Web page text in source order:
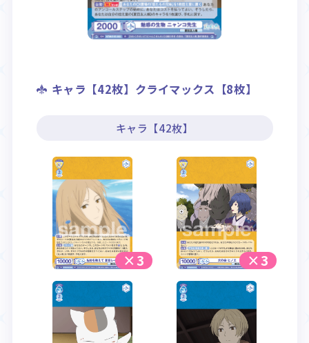
キャラ【42枚】クライマックス【8枚】
キャラ【42枚】
×3 ×3